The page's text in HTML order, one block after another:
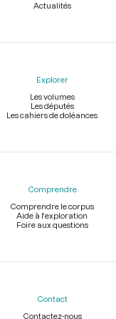
Actualités
Explorer
Les volumes
Les députés
Les cahiers de doléances
Comprendre
Comprendre le corpus
Aide à l'exploration
Foire aux questions
Contact
Contactez-nous